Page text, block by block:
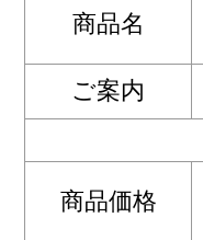
商品名
ご案内
商品価格